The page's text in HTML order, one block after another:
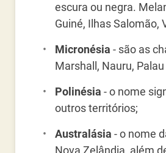
escura ou negra.
Guiné, Ilhas Salomão,
Micronésia - são as
Marshall, Nauru,
Polinésia - o nome
outros territórios;
Australásia - o nome